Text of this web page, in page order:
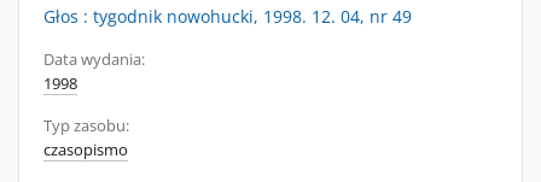
Głos : tygodnik nowohucki, 1998. 12. 04, nr 49
Data wydania:
1998
Typ zasobu:
czasopismo